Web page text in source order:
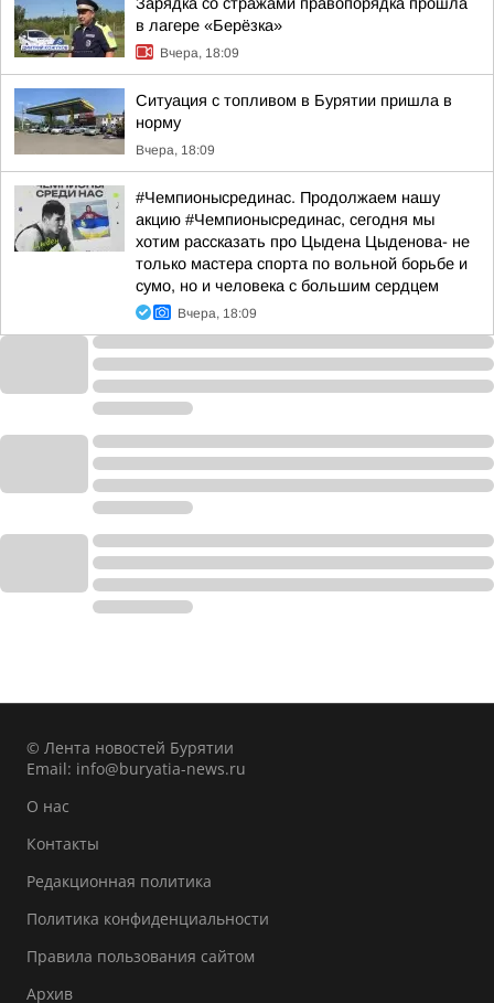
в лагере «Берёзка»
Вчера, 18:09
Ситуация с топливом в Бурятии пришла в
норму
Вчера, 18:09
#Чемпионысрединас. Продолжаем нашу
акцию #Чемпионысрединас, сегодня мы
хотим рассказать про Цыдена Цыденова- не
только мастера спорта по вольной борьбе и
сумо, но и человека с большим сердцем
Вчера, 18:09
© Лента новостей Бурятии
Email: info@buryatia-news.ru
О нас
Контакты
Редакционная политика
Политика конфиденциальности
Правила пользования сайтом
Архив